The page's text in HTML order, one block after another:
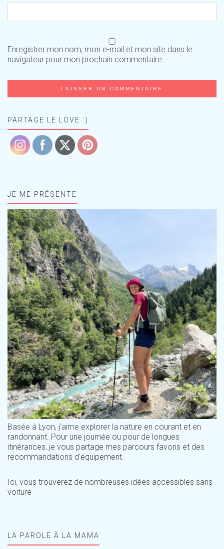
Enregistrer mon nom, mon e-mail et mon site dans le
navigateur pour mon prochain commentaire.
PARTAGE LE LOVE :)
JE ME PRÉSENTE
Basée à Lyon, j'aime explorer la nature en courant et en
randonnant. Pour une journée ou pour de longues
itinérances, je vous partage mes parcours favoris et des
recommandations d'équipement.
Ici, vous trouverez de nombreuses idées accessibles sans
voiture
LA PAROLE À LA MAMA